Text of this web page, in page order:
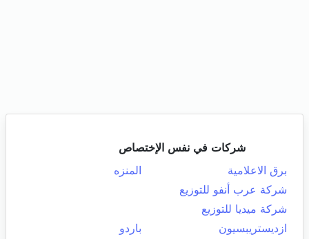
شركات في نفس الإختصاص
برق الاعلامية
المنزه
شركة عرب أنفو للتوزيع
شركة ميديا للتوزيع
ازديستريبسيون
باردو